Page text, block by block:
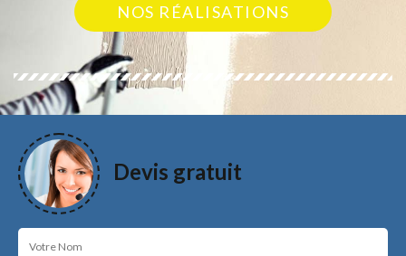
NOS RÉALISATIONS
Devis gratuit